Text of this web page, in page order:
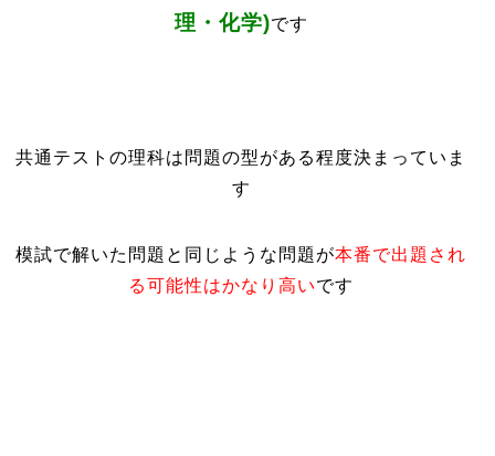
理・化学)です
共通テストの理科は問題の型がある程度決まっていま
す
模試で解いた問題と同じような問題が本番で出題され
る可能性はかなり高いです